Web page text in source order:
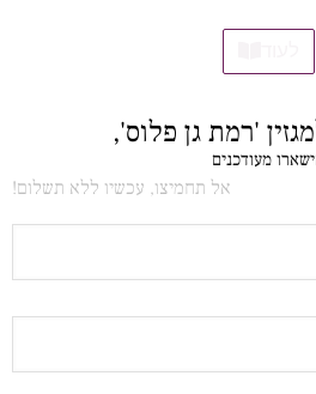
'רמת גן פלוס',
מעודכנים
אל תחמיצו, עכשיו ללא תשלום!